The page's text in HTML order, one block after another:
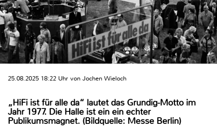
25.08.2025 18:22 Uhr von Jochen Wieloch
„HiFi ist für alle da“ lautet das Grundig-Motto im
Jahr 1977. Die Halle ist ein ein echter
Publikumsmagnet. (Bildquelle: Messe Berlin)